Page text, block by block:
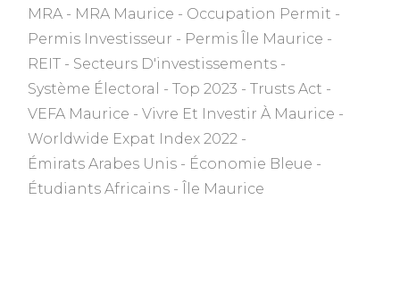
MRA
MRA Maurice
Occupation Permit
Permis Investisseur
Permis Île Maurice
REIT
Secteurs D'investissements
Système Électoral
Top 2023
Trusts Act
VEFA Maurice
Vivre Et Investir À Maurice
Worldwide Expat Index 2022
Émirats Arabes Unis
Économie Bleue
Étudiants Africains
Île Maurice